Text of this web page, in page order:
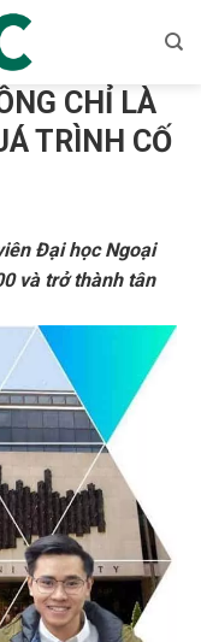
CHỈ LÀ
TRÌNH CỐ
Đại học Ngoại
và trở thành tân